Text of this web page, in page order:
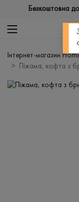
Безкоштовна
Інтернет-магазин
Піжама, кофта з